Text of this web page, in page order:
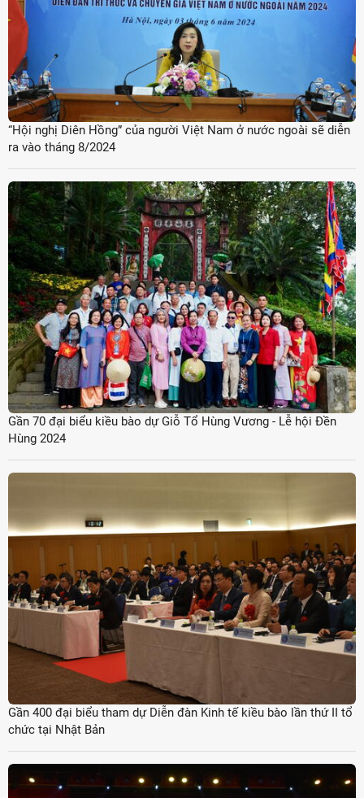
“Hội nghị Diên Hồng” của người Việt Nam ở nước ngoài sẽ diễn
ra vào tháng 8/2024
Gần 70 đại biểu kiều bào dự Giỗ Tổ Hùng Vương - Lễ hội Đền
Hùng 2024
Gần 400 đại biểu tham dự Diễn đàn Kinh tế kiều bào lần thứ II tổ
chức tại Nhật Bản